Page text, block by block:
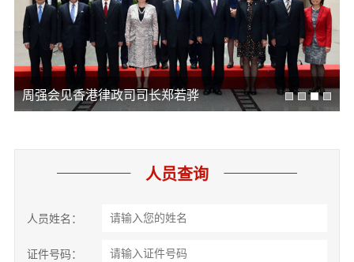
周强会见香港律政司司长郑若骅
人员查询
人员姓名：
证件号码：